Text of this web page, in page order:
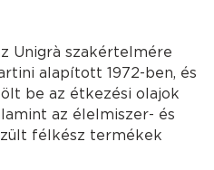
Unigrà szakértelmére
alapított 1972-ben, és
be az étkezési olajok
az élelmiszer- és
félkész termékek